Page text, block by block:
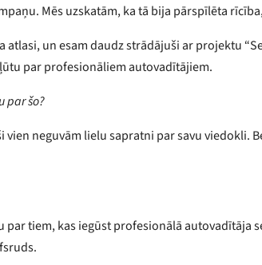
Mēs uzskatām, ka tā bija pārspīlēta
atlasi, un esam daudz strādājuši ar projektu
par profesionāliem autovadītājiem.
par šo?
vien neguvām lielu sapratni par savu
par tiem, kas iegūst profesionālā